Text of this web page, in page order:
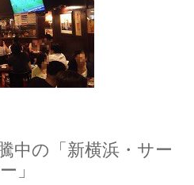
中の「新横浜・サー
」